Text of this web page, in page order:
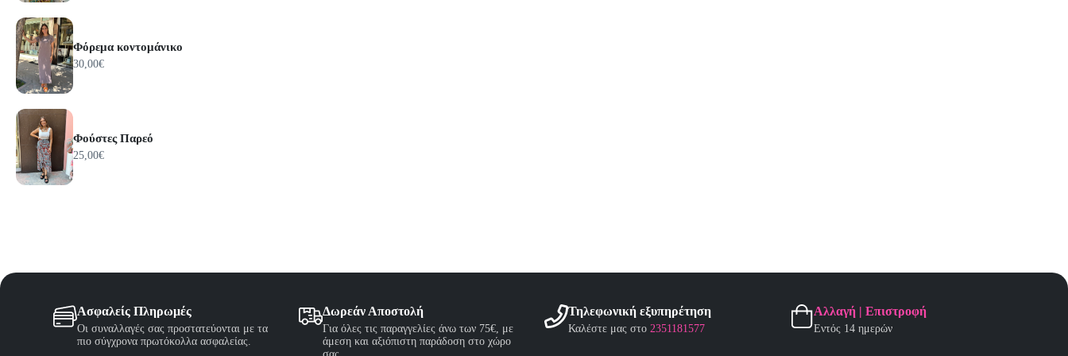
Φόρεμα κοντομάνικο
30,00€
Φούστες Παρεό
25,00€
Ασφαλείς Πληρωμές
Οι συναλλαγές σας προστατεύονται με τα
πιο σύγχρονα πρωτόκολλα ασφαλείας.
Δωρεάν Αποστολή
Για όλες τις παραγγελίες άνω των 75€, με
άμεση και αξιόπιστη παράδοση στο χώρο
Τηλεφωνική εξυπηρέτηση
Καλέστε μας στο2351181577
Αλλαγή | Επιστροφή
Εντός 14 ημερών